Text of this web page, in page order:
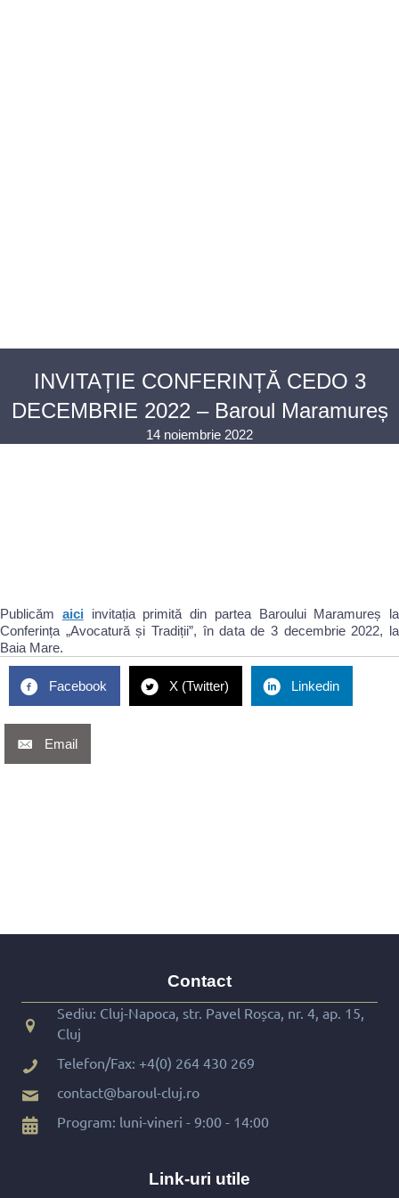
INVITAȚIE CONFERINȚĂ CEDO 3
DECEMBRIE 2022 – Baroul Maramureș
14 noiembrie 2022
Publicăm aiciinvitația primită din partea Baroului Maramureș la
Conferința „Avocatură și Tradiții”, în data de 3 decembrie 2022, la
Baia Mare.
Facebook X (Twitter) Linkedin
Email
Contact
Sediu: Cluj-Napoca, str. Pavel Roșca, nr. 4, ap. 15,
Cluj
Telefon/Fax: +4(0) 264 430 269
contact@baroul-cluj.ro
Program: luni-vineri - 9:00 - 14:00
Link-uri utile